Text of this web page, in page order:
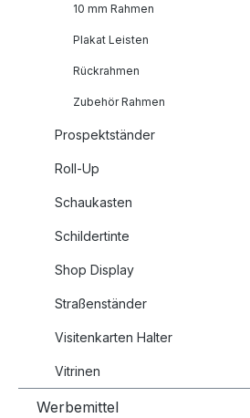
10 mm Rahmen
Plakat Leisten
Rückrahmen
Zubehör Rahmen
Prospektständer
Roll-Up
Schaukasten
Schildertinte
Shop Display
Straßenständer
Visitenkarten Halter
Vitrinen
Werbemittel